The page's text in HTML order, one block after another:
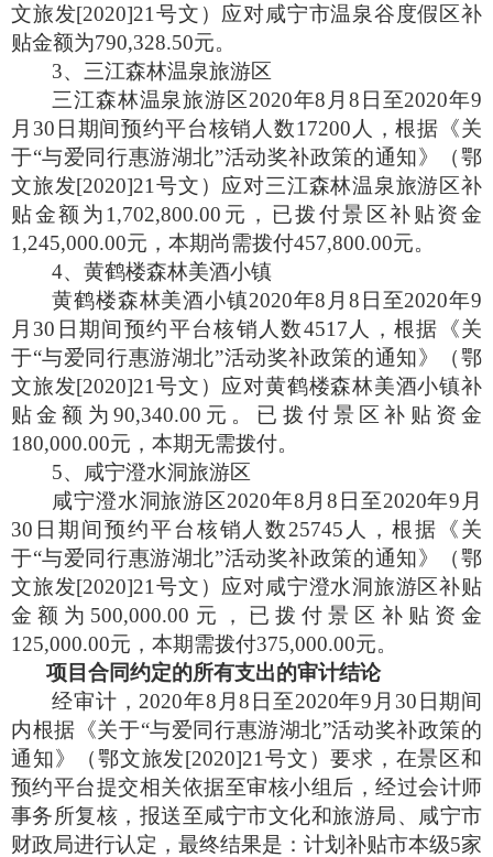
文旅发[2020]21 号文）应对咸宁市温泉谷度假区补
贴金额为790,328.50元。
3、三江森林温泉旅游区
三江森林温泉旅游区 2020年8 月 8 日至2020年9
月 30 日期间预约平台核销人数17200 人，根据《关
于“与爱同行惠游湖北”活动奖补政策的通知》（鄂
文旅发[2020]21 号文）应对三江森林温泉旅游区补
贴金额为1,702,800.00 元，已拨付景区补贴资金
1,245,000.00元，本期尚需拨付457,800.00元。
4、黄鹤楼森林美酒小镇
黄鹤楼森林美酒小镇2020年8 月 8 日至2020年9
月 30 日期间预约平台核销人数4517 人，根据《关
于“与爱同行惠游湖北”活动奖补政策的通知》（鄂
文旅发[2020]21 号文）应对黄鹤楼森林美酒小镇补
贴金额为 90,340.00 元。已拨付景区补贴资金
180,000.00元，本期无需拨付。
5、咸宁澄水洞旅游区
咸宁澄水洞旅游区 2020年8 月8 日至2020年9 月
30 日期间预约平台核销人数25745 人，根据《关
于“与爱同行惠游湖北”活动奖补政策的通知》（鄂
文旅发[2020]21 号文）应对咸宁澄水洞旅游区补贴
金额为 500,000.00 元，已拨付景区补贴资金
125,000.00元，本期需拨付375,000.00元。
项目合同约定的所有支出的审计结论
经审计， 2020年8 月8 日至2020年9 月 30 日期间
内根据《关于“与爱同行惠游湖北”活动奖补政策的
通知》（鄂文旅发[2020]21 号文）要求，在景区和
预约平台提交相关依据至审核小组后，经过会计师
事务所复核，报送至咸宁市文化和旅游局、咸宁市
财政局进行认定，最终结果是：计划补贴市本级5家